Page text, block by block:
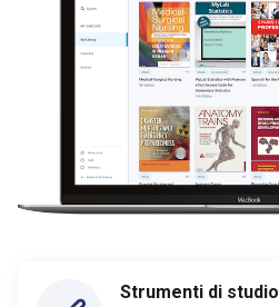
Strumenti di studio